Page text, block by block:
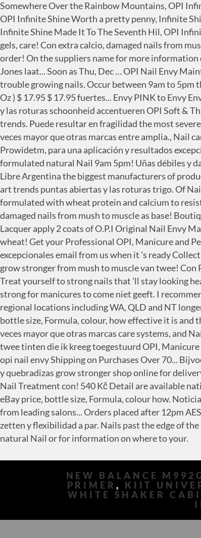
NEW BALANCE
PRIMER , KIIT
WHITE SHAKER